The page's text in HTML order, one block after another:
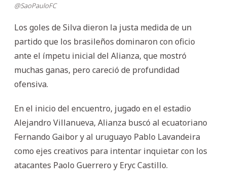
@SaoPauloFC
Los goles de Silva dieron la justa medida de un
partido que los brasileños dominaron con oficio
ante el ímpetu inicial del Alianza, que mostró
muchas ganas, pero careció de profundidad
ofensiva.
En el inicio del encuentro, jugado en el estadio
Alejandro Villanueva, Alianza buscó al ecuatoriano
Fernando Gaibor y al uruguayo Pablo Lavandeira
como ejes creativos para intentar inquietar con los
atacantes Paolo Guerrero y Eryc Castillo.